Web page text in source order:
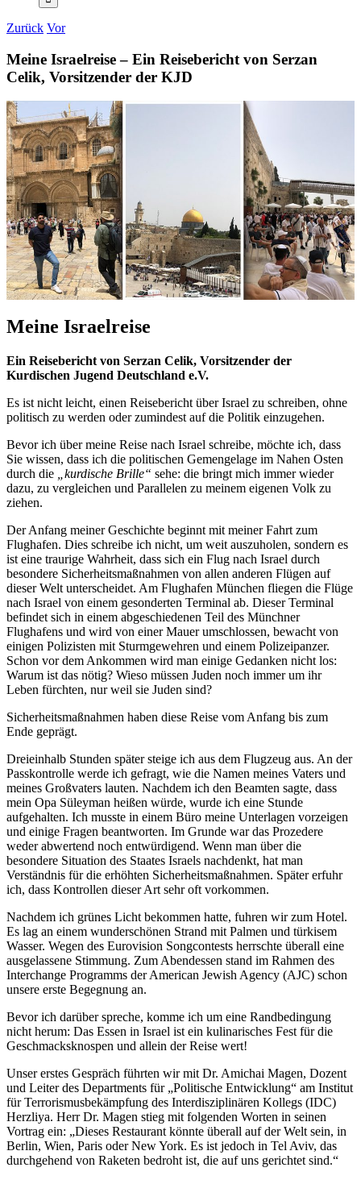
Zurück Vor
Meine Israelreise – Ein Reisebericht von Serzan
Celik, Vorsitzender der KJD
Meine Israelreise
Ein Reisebericht von Serzan Celik, Vorsitzender der
Kurdischen Jugend Deutschland e.V.
Es ist nicht leicht, einen Reisebericht über Israel zu schreiben, ohne
politisch zu werden oder zumindest auf die Politik einzugehen.
Bevor ich über meine Reise nach Israel schreibe, möchte ich, dass
Sie wissen, dass ich die politischen Gemengelage im Nahen Osten
durch die
„kurdische Brille“ sehe: die bringt mich immer wieder
dazu, zu vergleichen und Parallelen zu meinem eigenen Volk zu
ziehen.
Der Anfang meiner Geschichte beginnt mit meiner Fahrt zum
Flughafen. Dies schreibe ich nicht, um weit auszuholen, sondern es
ist eine traurige Wahrheit, dass sich ein Flug nach Israel durch
besondere Sicherheitsmaßnahmen von allen anderen Flügen auf
dieser Welt unterscheidet. Am Flughafen München fliegen die Flüge
nach Israel von einem gesonderten Terminal ab. Dieser Terminal
befindet sich in einem abgeschiedenen Teil des Münchner
Flughafens und wird von einer Mauer umschlossen, bewacht von
einigen Polizisten mit Sturmgewehren und einem Polizeipanzer.
Schon vor dem Ankommen wird man einige Gedanken nicht los:
Warum ist das nötig? Wieso müssen Juden noch immer um ihr
Leben fürchten, nur weil sie Juden sind?
Sicherheitsmaßnahmen haben diese Reise vom Anfang bis zum
Ende geprägt.
Dreieinhalb Stunden später steige ich aus dem Flugzeug aus. An der
Passkontrolle werde ich gefragt, wie die Namen meines Vaters und
meines Großvaters lauten. Nachdem ich den Beamten sagte, dass
mein Opa Süleyman heißen würde, wurde ich eine Stunde
aufgehalten. Ich musste in einem Büro meine Unterlagen vorzeigen
und einige Fragen beantworten. Im Grunde war das Prozedere
weder abwertend noch entwürdigend. Wenn man über die
besondere Situation des Staates Israels nachdenkt, hat man
Verständnis für die erhöhten Sicherheitsmaßnahmen. Später erfuhr
ich, dass Kontrollen dieser Art sehr oft vorkommen.
Nachdem ich grünes Licht bekommen hatte, fuhren wir zum Hotel.
Es lag an einem wunderschönen Strand mit Palmen und türkisem
Wasser. Wegen des Eurovision Songcontests herrschte überall eine
ausgelassene Stimmung. Zum Abendessen stand im Rahmen des
Interchange Programms der American Jewish Agency (AJC) schon
unsere erste Begegnung an.
Bevor ich darüber spreche, komme ich um eine Randbedingung
nicht herum: Das Essen in Israel ist ein kulinarisches Fest für die
Geschmacksknospen und allein der Reise wert!
Unser erstes Gespräch führten wir mit Dr. Amichai Magen, Dozent
und Leiter des Departments für „Politische Entwicklung“ am Institut
für Terrorismusbekämpfung des Interdisziplinären Kollegs (IDC)
Herzliya. Herr Dr. Magen stieg mit folgenden Worten in seinen
Vortrag ein: „Dieses Restaurant könnte überall auf der Welt sein, in
Berlin, Wien, Paris oder New York. Es ist jedoch in Tel Aviv, das
durchgehend von Raketen bedroht ist, die auf uns gerichtet sind.“